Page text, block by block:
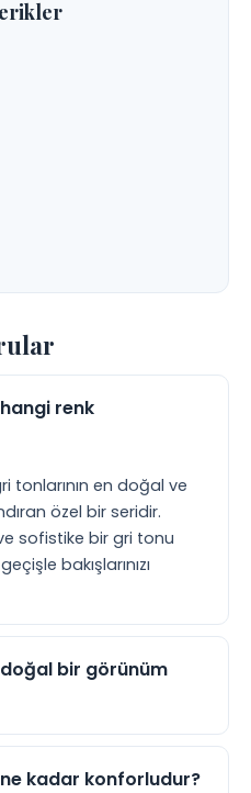
renk
tonlarının en doğal ve
özel bir seridir.
sofistike bir gri tonu
bakışlarınızı
bir görünüm
kadar konforludur?